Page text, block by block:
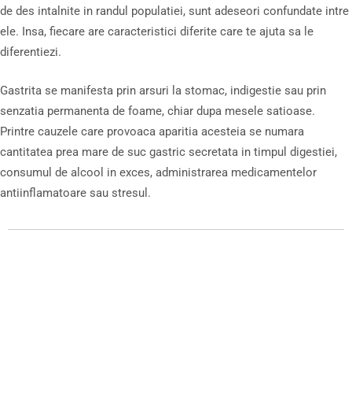
de des intalnite in randul populatiei, sunt adeseori confundate intre
ele. Insa, fiecare are caracteristici diferite care te ajuta sa le
diferentiezi.
Gastrita se manifesta prin arsuri la stomac, indigestie sau prin
senzatia permanenta de foame, chiar dupa mesele satioase.
Printre cauzele care provoaca aparitia acesteia se numara
cantitatea prea mare de suc gastric secretata in timpul digestiei,
consumul de alcool in exces, administrarea medicamentelor
antiinflamatoare sau stresul.